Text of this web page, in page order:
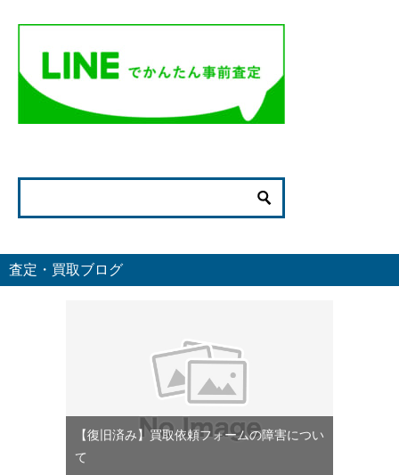
査定・買取ブログ
【復旧済み】買取依頼フォームの障害につい
て